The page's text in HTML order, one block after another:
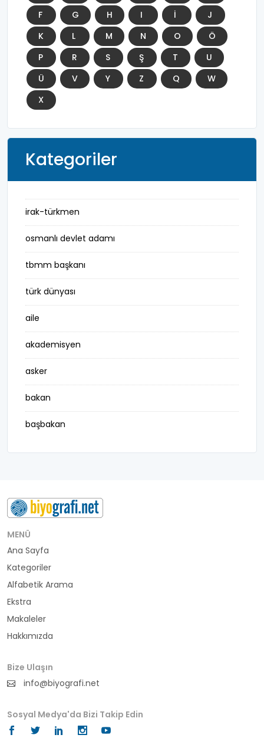
F
G H I İ
J
K
L M N O
Ö
P
R S Ş T
U
Ü
V Y Z Q
W
X
Kategoriler
irak-türkmen
osmanlı devlet adamı
tbmm başkanı
türk dünyası
aile
akademisyen
asker
bakan
başbakan
belediye başkanı
buluş
bürokrat
büyükelçi
cumhurbaşkanı
din adamı
doktor
fotoğrafçı
futbol
MENÜ
Ana Sayfa
Kategoriler
Alfabetik Arama
Ekstra
Makaleler
Hakkımızda
Bize Ulaşın
info@biyografi.net
Sosyal Medya'da Bizi Takip Edin